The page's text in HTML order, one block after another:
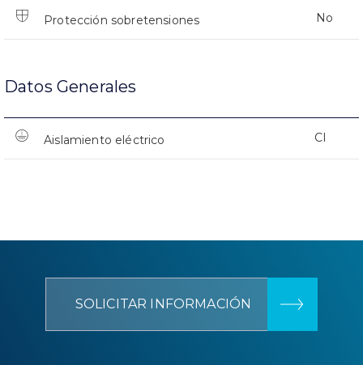
Protección sobretensiones No
Datos Generales
Aislamiento eléctrico CI
SOLICITAR INFORMACIÓN